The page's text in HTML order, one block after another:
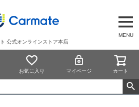
MENU
公式オンラインストア本店
お気に入り マイページ カート